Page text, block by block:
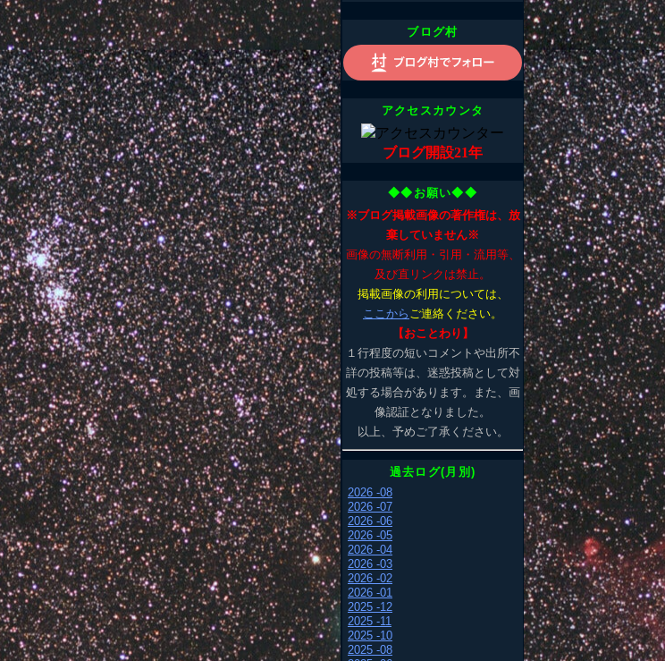
ブログ村
アクセスカウンタ
ブログ開設21年
◆◆お願い◆◆
※ブログ掲載画像の著作権は、放
棄していません※
画像の無断利用・引用・流用等、
及び直リンクは禁止。
掲載画像の利用については、
ここから ご連絡ください。
【おことわり】
１行程度の短いコメントや出所不
詳の投稿等は、迷惑投稿として対
処する場合があります。また、画
像認証となりました。
以上、予めご了承ください。
過去ログ(月別)
2026 -08
2026 -07
2026 -06
2026 -05
2026 -04
2026 -03
2026 -02
2026 -01
2025 -12
2025 -11
2025 -10
2025 -08